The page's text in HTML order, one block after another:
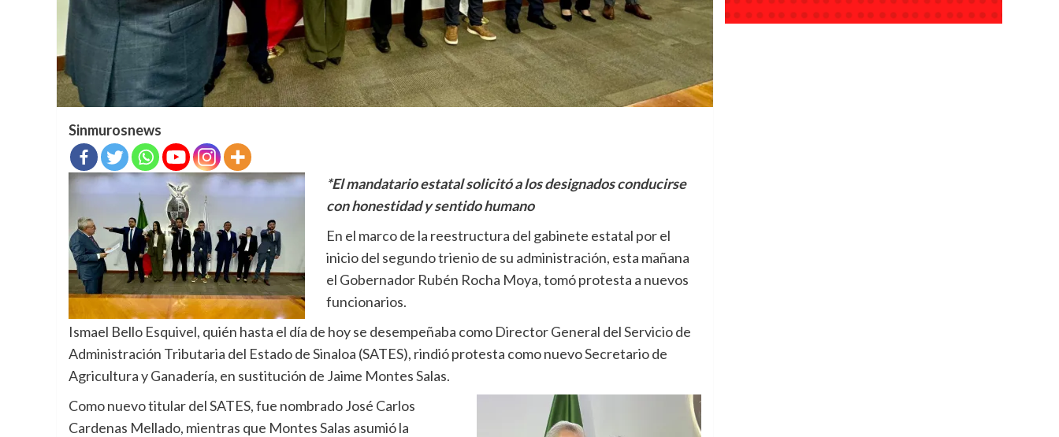
Sinmurosnews
*El mandatario estatal solicitó a los designados conducirse
con honestidad y sentido humano
En el marco de la reestructura del gabinete estatal por el
inicio del segundo trienio de su administración, esta mañana
el Gobernador Rubén Rocha Moya, tomó protesta a nuevos
funcionarios.
Ismael Bello Esquivel, quién hasta el día de hoy se desempeñaba como Director General del Servicio de
Administración Tributaria del Estado de Sinaloa (SATES), rindió protesta como nuevo Secretario de
Agricultura y Ganadería, en sustitución de Jaime Montes Salas.
Como nuevo titular del SATES, fue nombrado José Carlos
Cardenas Mellado, mientras que Montes Salas asumió la